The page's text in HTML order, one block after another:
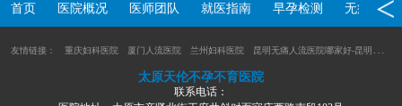
首页 医院概况 医师团队 就医指南 早孕检测 无痛人流
友情链接： 重庆妇科医院 厦门人流医院 兰州妇科医院 昆明无痛人流医院哪家好-昆明人流医院-云南九洲医院妇科
太原天伦不孕不育医院
联系电话：